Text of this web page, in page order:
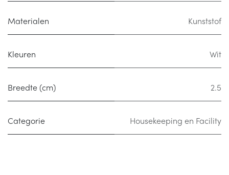
Materialen Kunststof
Kleuren Wit
Breedte (cm) 2.5
Categorie Housekeeping en Facility